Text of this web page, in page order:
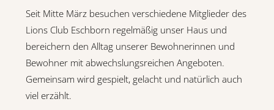
Seit Mitte März besuchen verschiedene Mitglieder des
Lions Club Eschborn regelmäßig unser Haus und
bereichern den Alltag unserer Bewohnerinnen und
Bewohner mit abwechslungsreichen Angeboten.
Gemeinsam wird gespielt, gelacht und natürlich auch
viel erzählt.